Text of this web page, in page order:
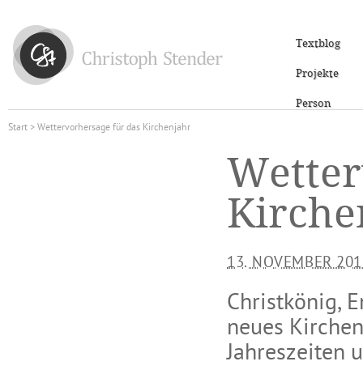
Textblog
Projekte
Person
Start> Wettervorhersage für das Kirchenjahr
13. NOVEMBER
Christkönig,
neues
Jahreszeiten